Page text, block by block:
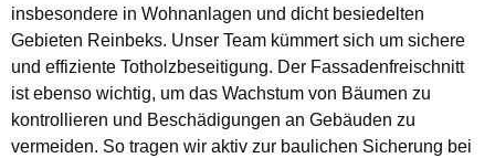
insbesondere in Wohnanlagen und dicht besiedelten
Gebieten Reinbeks. Unser Team kümmert sich um sichere
und effiziente Totholzbeseitigung. Der Fassadenfreischnitt
ist ebenso wichtig, um das Wachstum von Bäumen zu
kontrollieren und Beschädigungen an Gebäuden zu
vermeiden. So tragen wir aktiv zur baulichen Sicherung bei